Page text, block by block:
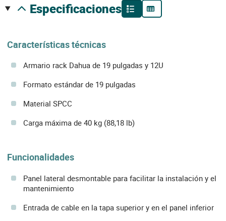
especificaciones
Características técnicas
Armario rack Dahua de 19 pulgadas y 12U
Formato estándar de 19 pulgadas
Material SPCC
Carga máxima de 40 kg (88,18 lb)
Funcionalidades
Panel lateral desmontable para facilitar la instalación y el
mantenimiento
Entrada de cable en la tapa superior y en el panel inferior